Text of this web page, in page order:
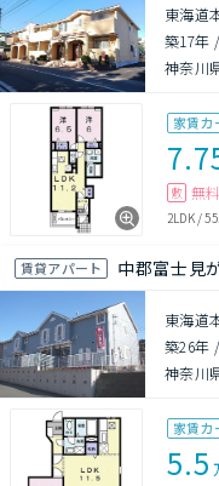
東海道
築17年
神奈川
家賃カ
敷 無料
2LDK/
賃貸アパート 中郡富士見
東海道
築26年
神奈川
家賃カ
5.5